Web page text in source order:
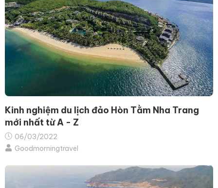
Kinh nghiệm du lịch đảo Hòn Tằm Nha Trang
mới nhất từ A - Z
06/03/2022
Goodmorningtravel